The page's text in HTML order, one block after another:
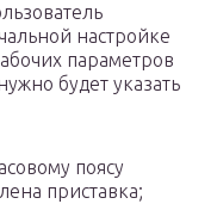
настройке
параметров
будет указать
поясу
приставка;